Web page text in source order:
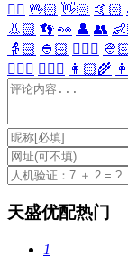
🖐🏻 🖖🏻 👋🏻 🤙🏻
👃🏻 👣 👀 👤 👥
👵🏻 👲🏻 👳🏻‍♀️
👩🏻‍⚕️ 👨🏻‍⚕️ 👩🏻‍🌾
天盛优配热门
1